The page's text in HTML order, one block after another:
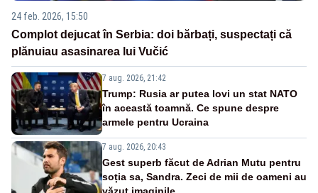
24 feb. 2026, 15:50
Complot dejucat în Serbia: doi bărbați, suspectați că
plănuiau asasinarea lui Vučić
7 aug. 2026, 21:42
Trump: Rusia ar putea lovi un stat NATO
în această toamnă. Ce spune despre
armele pentru Ucraina
7 aug. 2026, 20:43
Gest superb făcut de Adrian Mutu pentru
soția sa, Sandra. Zeci de mii de oameni au
văzut imaginile